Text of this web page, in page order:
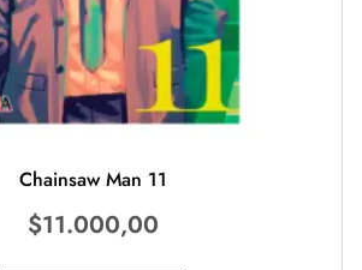
Chainsaw Man 11
$11.000,00